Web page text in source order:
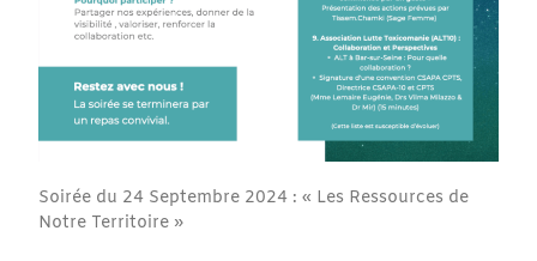
Soirée du 24 Septembre 2024 : « Les Ressources de
Notre Territoire »